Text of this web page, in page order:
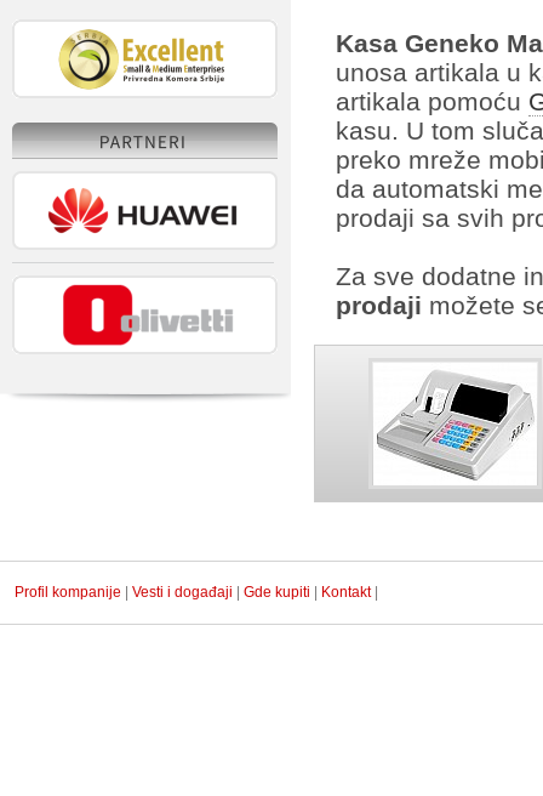
Kasa Geneko
unosa artikala u
artikala pomoću
kasu. U tom
preko mreže
da automatski
prodaji sa svih
Za sve dodatne
prodaji možete
Profil kompanije Vesti i događaji Gde kupiti Kontakt|